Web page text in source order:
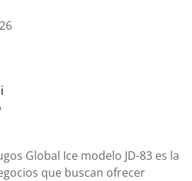
Global Ice modelo JD-83 es la
que buscan ofrecer